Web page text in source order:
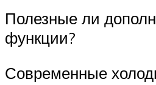
Полезные ли
функции?
Современные